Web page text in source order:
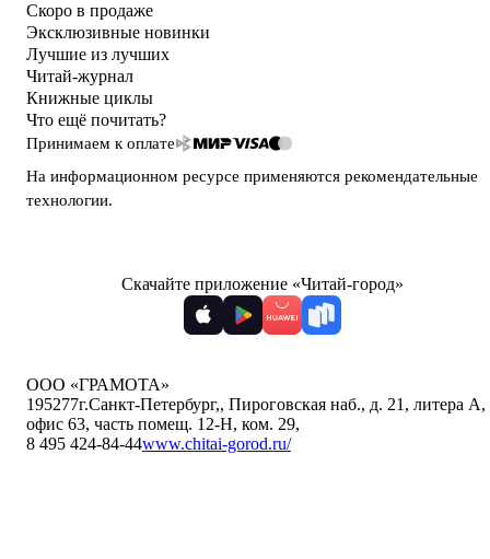
Скоро в продаже
Эксклюзивные новинки
Лучшие из лучших
Читай-журнал
Книжные циклы
Что ещё почитать?
Принимаем к оплате
На информационном ресурсе применяются рекомендательные
технологии.
Скачайте приложение «Читай-город»
ООО «ГРАМОТА»
195277г.Санкт-Петербург,, Пироговская наб., д. 21, литера А,
офис 63, часть помещ. 12-Н, ком. 29,
8 495 424-84-44www.chitai-gorod.ru/